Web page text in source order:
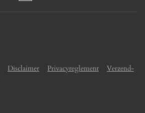
Disclaimer Privacyreglement
Verzend-